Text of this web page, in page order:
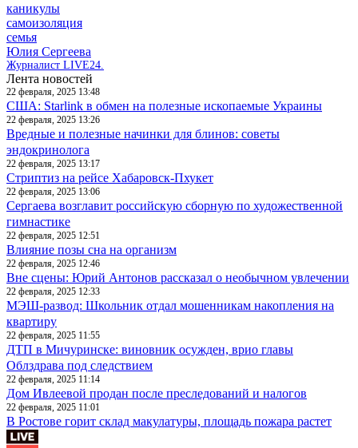
каникулы
самоизоляция
семья
Юлия Сергеева
Журналист LIVE24.
Лента новостей
22 февраля, 2025 13:48
США: Starlink в обмен на полезные ископаемые Украины
22 февраля, 2025 13:26
Вредные и полезные начинки для блинов: советы
эндокринолога
22 февраля, 2025 13:17
Стриптиз на рейсе Хабаровск-Пхукет
22 февраля, 2025 13:06
Сергаева возглавит российскую сборную по художественной
гимнастике
22 февраля, 2025 12:51
Влияние позы сна на организм
22 февраля, 2025 12:46
Вне сцены: Юрий Антонов рассказал о необычном увлечении
22 февраля, 2025 12:33
МЭШ-развод: Школьник отдал мошенникам накопления на
квартиру
22 февраля, 2025 11:55
ДТП в Мичуринске: виновник осужден, врио главы
Облздрава под следствием
22 февраля, 2025 11:14
Дом Ивлеевой продан после преследований и налогов
22 февраля, 2025 11:01
В Ростове горит склад макулатуры, площадь пожара растет